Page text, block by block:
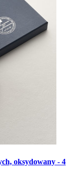
oksydowany - 4